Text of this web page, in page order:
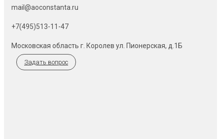
mail@aoconstanta.ru
+7(495)513-11-47
Московская область г. Королев ул. Пионерская, д.1Б
Задать вопрос